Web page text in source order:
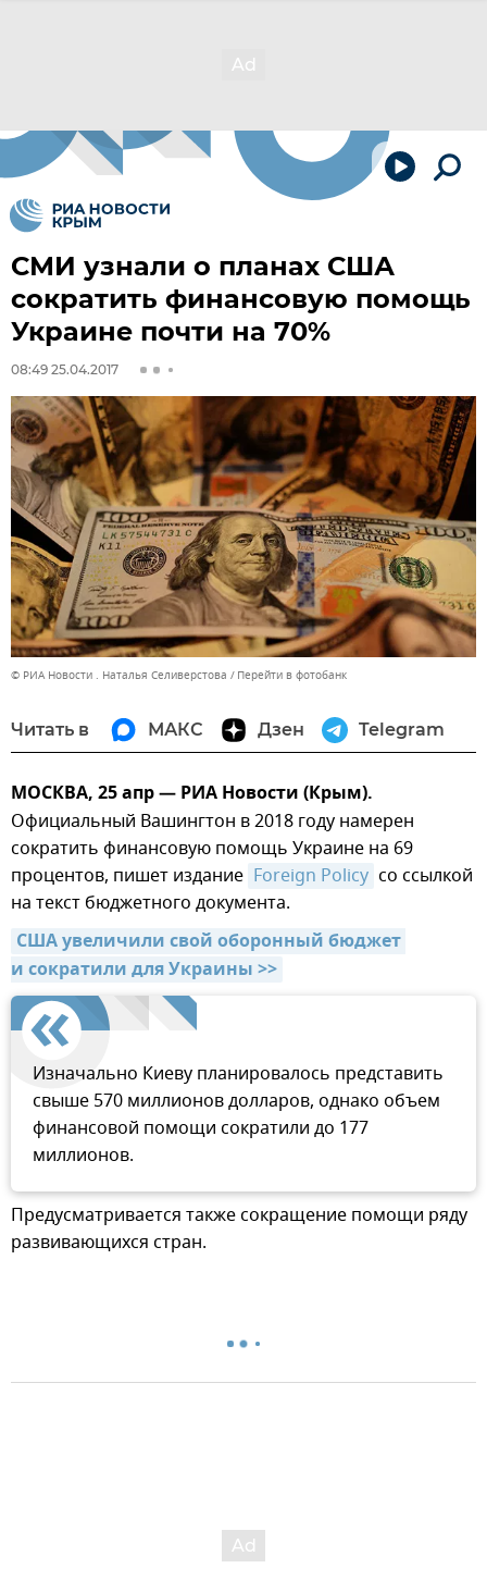
СМИ узнали о планах США
сократить финансовую помощь
Украине почти на 70%
08:49 25.04.2017
© РИА Новости . Наталья Селиверстова Перейти в фотобанк
Читать в МАКС Дзен Telegram
МОСКВА, 25 апр — РИА Новости (Крым).
Официальный Вашингтон в 2018 году намерен
сократить финансовую помощь Украине на 69
процентов, пишет издание Foreign Policy со ссылкой
на текст бюджетного документа.
США увеличили свой оборонный бюджет
и сократили для Украины >>
Изначально Киеву планировалось представить
свыше 570 миллионов долларов, однако объем
финансовой помощи сократили до 177
миллионов.
Предусматривается также сокращение помощи ряду
развивающихся стран.